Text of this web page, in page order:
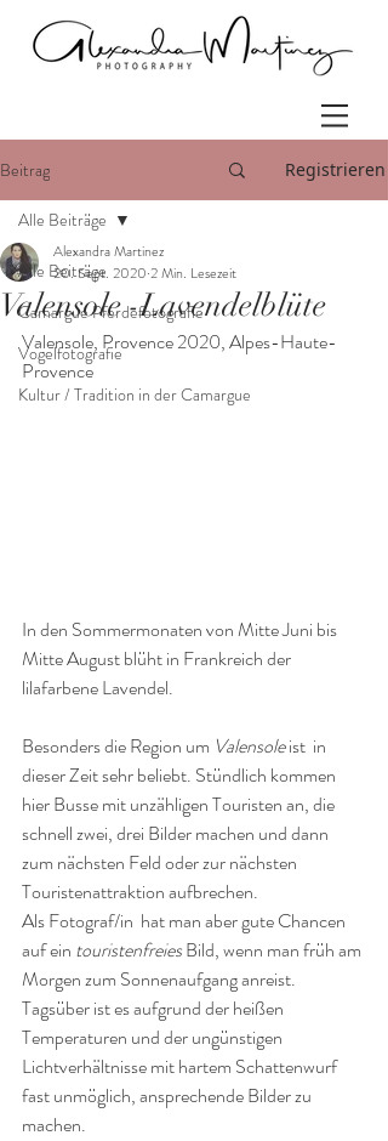
Beitrag Registrieren
Alle Beiträge
Camargue Pferdefotografie
Vogelfotografie
Kultur / Tradition in der Camargue
Alle Beiträge
Valensole -Lavendelblüte
Alexandra Martinez
20. Sept. 2020 2 Min. Lesezeit
Valensole, Provence 2020, Alpes-Haute-
Provence
In den Sommermonaten von Mitte Juni bis
Mitte August blüht in Frankreich der
lilafarbene Lavendel.
Besonders die Region um Valensole ist in
dieser Zeit sehr beliebt. Stündlich kommen
hier Busse mit unzähligen Touristen an, die
schnell zwei, drei Bilder machen und dann
zum nächsten Feld oder zur nächsten
Touristenattraktion aufbrechen.
Als Fotograf/in  hat man aber gute Chancen
auf ein touristenfreies Bild, wenn man früh am
Morgen zum Sonnenaufgang anreist.
Tagsüber ist es aufgrund der heißen
Temperaturen und der ungünstigen
Lichtverhältnisse mit hartem Schattenwurf
fast unmöglich, ansprechende Bilder zu
machen.